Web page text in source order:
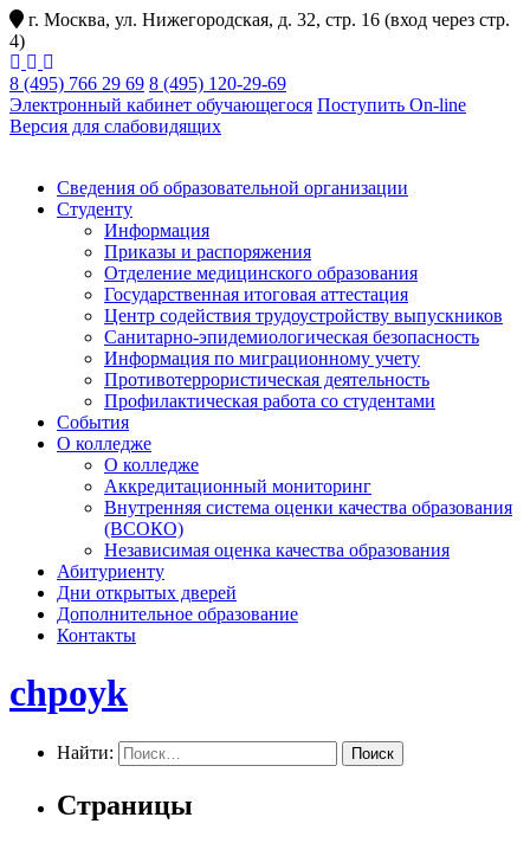
г. Москва, ул. Нижегородская, д. 32, стр. 16 (вход через стр.
4)
8 (495) 766 29 69 8 (495) 120-29-69
Электронный кабинет обучающегося Поступить On-line
Версия для слабовидящих
Сведения об образовательной организации
Студенту
Информация
Приказы и распоряжения
Отделение медицинского образования
Государственная итоговая аттестация
Центр содействия трудоустройству выпускников
Санитарно-эпидемиологическая безопасность
Информация по миграционному учету
Противотеррористическая деятельность
Профилактическая работа со студентами
События
О колледже
О колледже
Аккредитационный мониторинг
Внутренняя система оценки качества образования
(ВСОКО)
Независимая оценка качества образования
Абитуриенту
Дни открытых дверей
Дополнительное образование
Контакты
chpoyk
Найти:
Страницы